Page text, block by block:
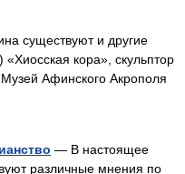
существуют и другие
кора», скульптор
Афинского Акрополя
— В настоящее
различные мнения по